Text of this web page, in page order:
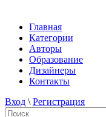
Главная
Категории
Авторы
Образование
Дизайнеры
Контакты
Вход \ Регистрация